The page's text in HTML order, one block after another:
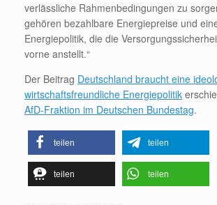
verlässliche Rahmenbedingungen zu
gehören bezahlbare Energiepreise und
Energiepolitik, die die
vorne anstellt.“
Der Beitrag Deutschland braucht eine
wirtschaftsfreundliche Energiepolitik
AfD-Fraktion im Deutschen Bundestag.
teilen teilen
teilen teilen